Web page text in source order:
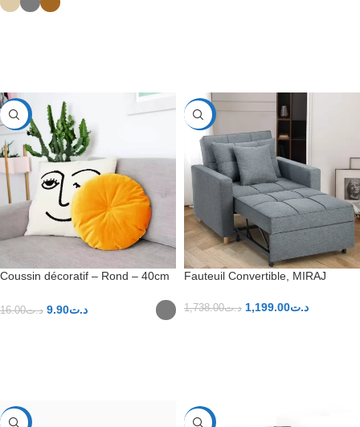
-38%
Coussin décoratif – Rond – 40cm
د.ت16.00 د.ت9.90
-31%
Fauteuil Convertible, MIRAJ
د.ت1,738.00 د.ت1,199.00
-50% -40%